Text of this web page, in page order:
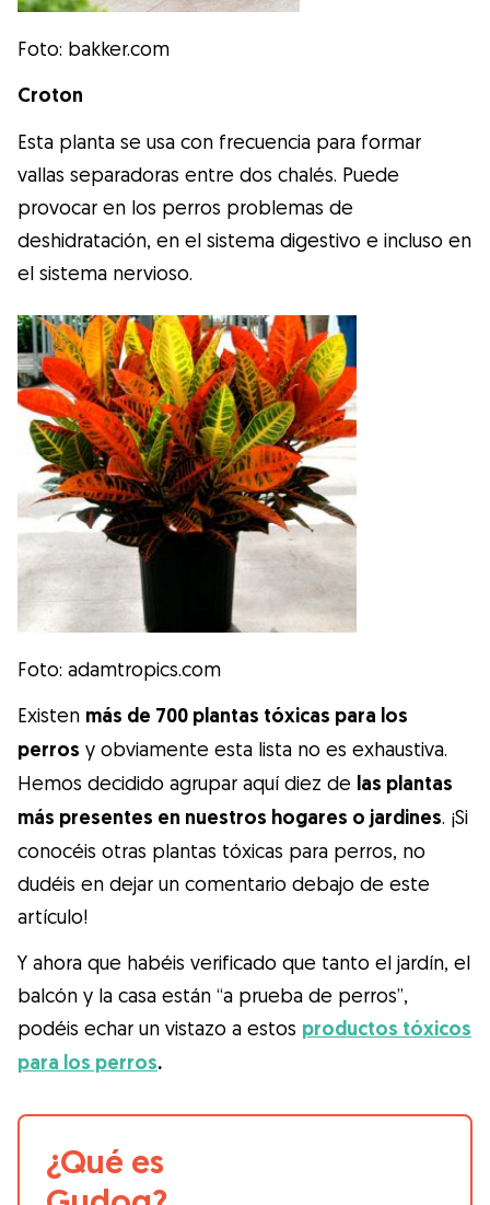
Foto: bakker.com
Croton
Esta planta se usa con frecuencia para formar
vallas separadoras entre dos chalés. Puede
provocar en los perros problemas de
deshidratación, en el sistema digestivo e incluso en
el sistema nervioso.
Foto: adamtropics.com
Existen más de 700 plantas tóxicas para los
perros y obviamente esta lista no es exhaustiva.
Hemos decidido agrupar aquí diez de las plantas
más presentes en nuestros hogares o jardines. ¡Si
conocéis otras plantas tóxicas para perros, no
dudéis en dejar un comentario debajo de este
artículo!
Y ahora que habéis verificado que tanto el jardín, el
balcón y la casa están “a prueba de perros”,
podéis echar un vistazo a estos productos tóxicos
para los perros.
¿Qué es